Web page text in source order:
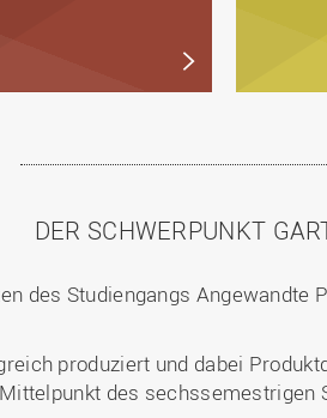
DER SCHWERPUNKT
des Studiengangs
produziert und dabei
des sechssemestrigen